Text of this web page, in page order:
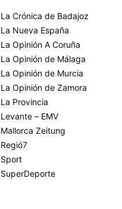
La Crónica de Badajoz
La Nueva España
La Opinión A Coruña
La Opinión de Málaga
La Opinión de Murcia
La Opinión de Zamora
La Provincia
Levante – EMV
Mallorca Zeitung
Regió7
Sport
SuperDeporte